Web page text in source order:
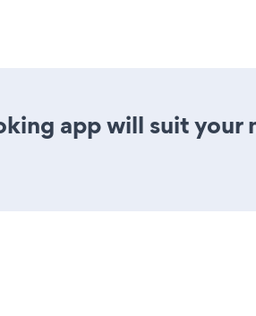
app will suit your